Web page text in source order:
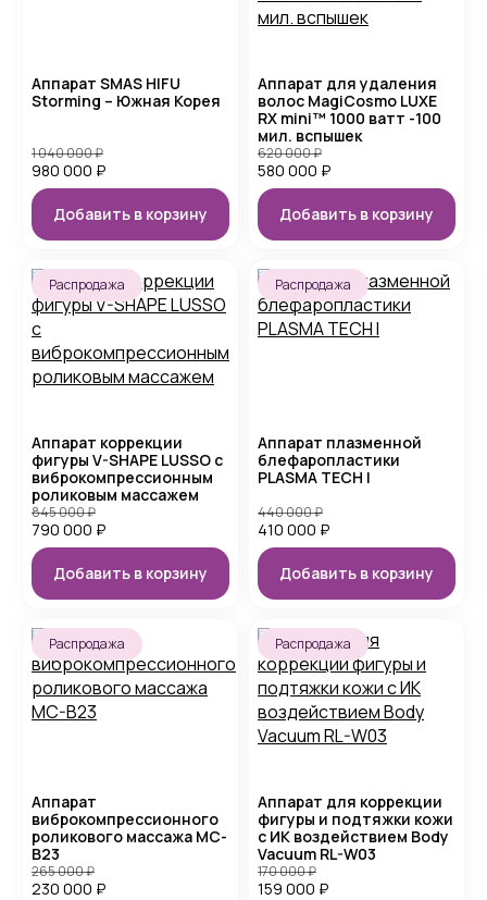
Аппарат SMAS HIFU
Storming – Южная Корея
980 000 ₽
1 040 000₽
Добавить в корзину
Аппарат для удаления
волос MagiCosmo LUXE
RX mini™ 1000 ватт -100
мил. вспышек
580 000 ₽
620 000₽
Добавить в корзину
Распродажа
Аппарат коррекции
фигуры V-SHAPE LUSSO с
виброкомпрессионным
роликовым массажем
790 000 ₽
845 000₽
Добавить в корзину
Распродажа
Аппарат плазменной
блефаропластики
PLASMA TECH I
410 000 ₽
440 000₽
Добавить в корзину
Распродажа
Аппарат
виброкомпрессионного
роликового массажа MC-
B23
230 000 ₽
265 000₽
Распродажа
Аппарат для коррекции
фигуры и подтяжки кожи
с ИК воздействием Body
Vacuum RL-W03
159 000 ₽
170 000₽